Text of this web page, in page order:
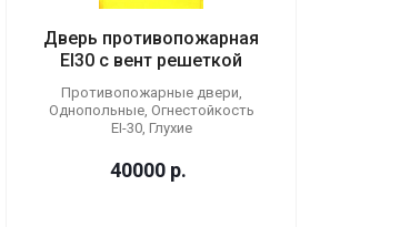
Дверь противопожарная
EI30 с вент решеткой
Противопожарные двери,
Однопольные, Огнестойкость
EI-30, Глухие
40000 р.